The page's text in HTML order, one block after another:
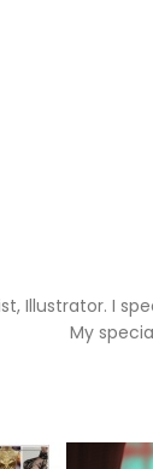
Illustrator. I
My